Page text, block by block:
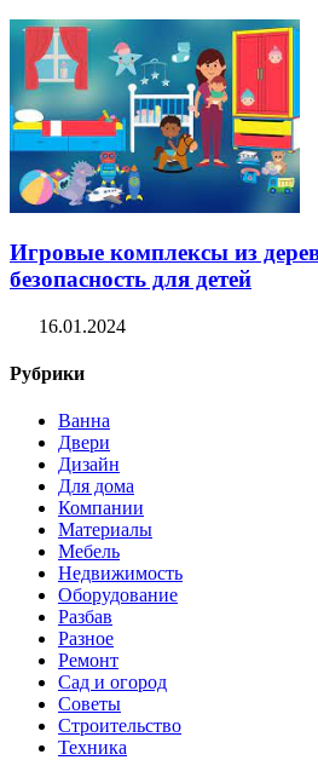
Игровые комплексы из
безопасность для детей
16.01.2024
Рубрики
Ванна
Двери
Дизайн
Для дома
Компании
Материалы
Мебель
Недвижимость
Оборудование
Разбав
Разное
Ремонт
Сад и огород
Советы
Строительство
Техника